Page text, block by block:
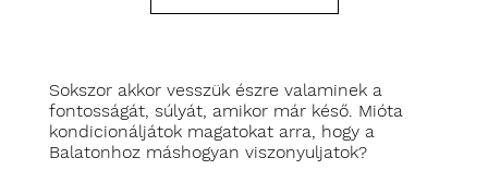
Sokszor akkor vesszük észre valaminek a
fontosságát, súlyát, amikor már késő. Mióta
kondicionáljátok magatokat arra, hogy a
Balatonhoz máshogyan viszonyuljatok?